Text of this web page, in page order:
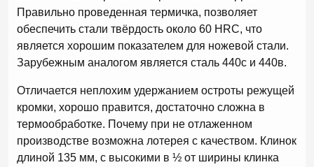
Правильно проведенная термичка, позволяет
обеспечить стали твёрдость около 60 HRC, что
является хорошим показателем для ножевой стали.
Зарубежным аналогом является сталь 440с и 440в.
Отличается неплохим удержанием остроты режущей
кромки, хорошо правится, достаточно сложна в
термообработке. Почему при не отлаженном
производстве возможна лотерея с качеством. Клинок
длиной 135 мм, с высокими в ½ от ширины клинка